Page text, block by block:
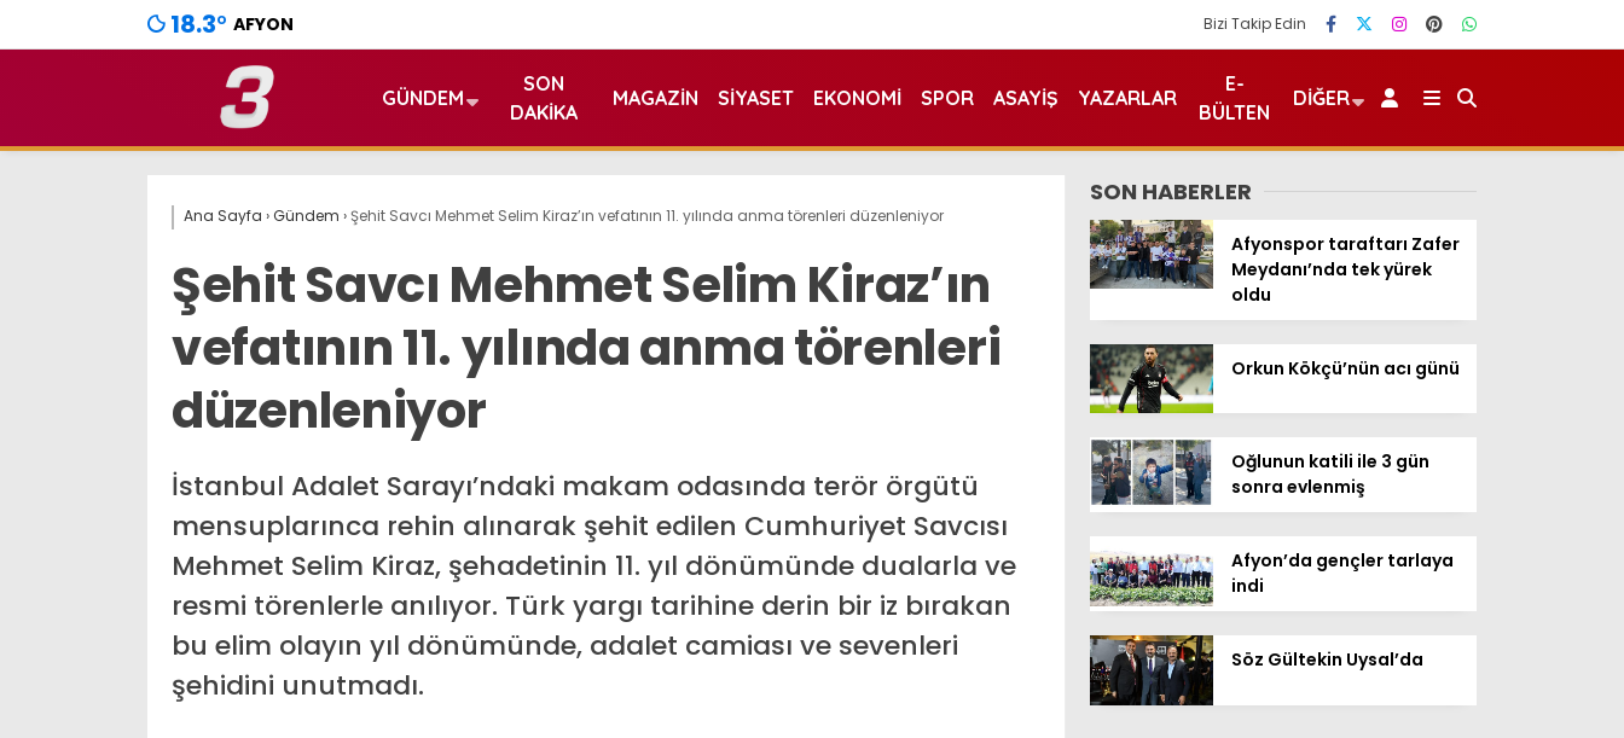
18.3° AFYON Bizi Takip Edin
GÜNDEM
SON
DAKIKA
MAGAZIN SIYASET EKONOMI SPOR ASAYIŞ YAZARLAR
E-
BÜLTEN
DIĞER
Ana Sayfa ›Gündem ›Şehit Savcı Mehmet Selim Kiraz’ın vefatının 11. yılında anma törenleri düzenleniyor
Şehit Savcı Mehmet Selim Kiraz’ın
vefatının 11. yılında anma törenleri
düzenleniyor
İstanbul Adalet Sarayı’ndaki makam odasında terör örgütü
mensuplarınca rehin alınarak şehit edilen Cumhuriyet Savcısı
Mehmet Selim Kiraz, şehadetinin 11. yıl dönümünde dualarla ve
resmi törenlerle anılıyor. Türk yargı tarihine derin bir iz bırakan
bu elim olayın yıl dönümünde, adalet camiası ve sevenleri
şehidini unutmadı.
SON HABERLER
Afyonspor taraftarı Zafer
Meydanı’nda tek yürek
oldu
Orkun Kökçü’nün acı günü
Oğlunun katili ile 3 gün
sonra evlenmiş
Afyon’da gençler tarlaya
indi
Söz Gültekin Uysal’da